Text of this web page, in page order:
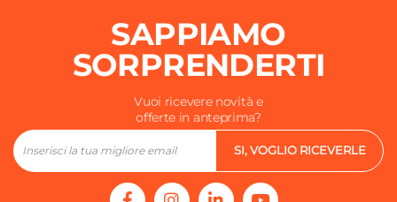
SAPPIAMO
SORPRENDERTI
Vuoi ricevere novità e
offerte in anteprima?
SI, VOGLIO RICEVERLE